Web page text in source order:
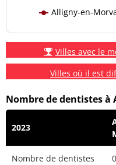
Alligny-en-
Villes avec le
Villes où il est
Nombre de dentistes à
2023
Nombre de dentistes 0